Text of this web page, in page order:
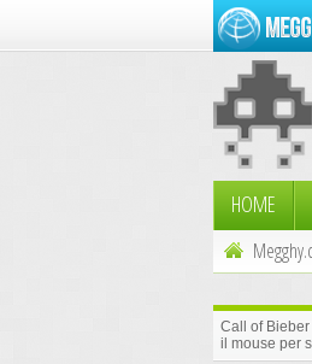
Album
HOME
Call of
il mouse per